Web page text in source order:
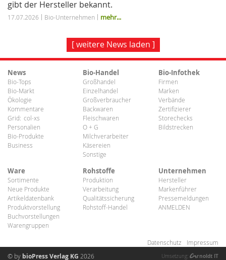
gibt der Hersteller bekannt.
17.07.2026 Bio-Unternehmen mehr...
[ weitere News laden ]
News
Bio-Tops
Bio-Markt
Ökologie
Kommentare
Grid: col-xs
Personalien
Bio-Produkte
Business
Bio-Handel
Großhandel
Einzelhandel
Großverbraucher
Backwaren
Fleischwaren
O + G
Milchverarbeiter
Käsereien
Sonstige
Bio-Infothek
Firmen
Marken
Verbände
Zertifizierer
Storechecks
Bildstrecken
Ware
Sortimente
Neue Produkte
Artikeldatenbank
Produktvorstellung
Buchvorstellungen
Warengruppen
Rohstoffe
Produktion
Verarbeitung
Qualitätssicherung
Rohstoff-Handel
Unternehmen
Hersteller
Markenführer
Pressemeldungen
ANMELDEN
Datenschutz
Impressum
© by bioPress Verlag KG 2026 Umsetzung: rnoldt IT